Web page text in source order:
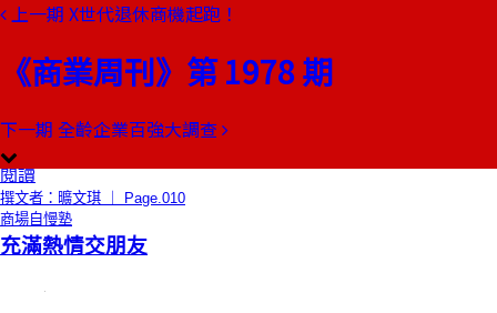
上一期 X世代退休商機起跑！
《商業周刊》第 1978 期
下一期 全齡企業百強大調查
本期目錄
總編輯的話
黃金刀叉吃人肉
閱讀
撰文者：曠文琪 ｜ Page.010
商場自慢塾
充滿熱情交朋友